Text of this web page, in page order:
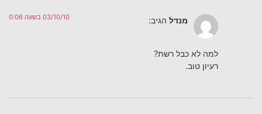
מנדל הגיב: 03/10/10 בשעה 0:06
למה לא כבל רשת?
רעיון טוב.